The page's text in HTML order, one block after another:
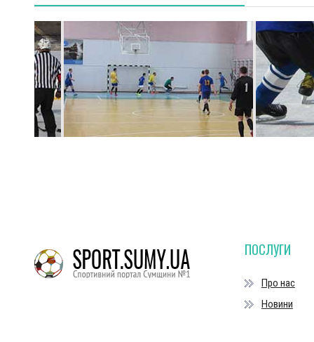
ПОСЛУГИ
Про нас
Новини